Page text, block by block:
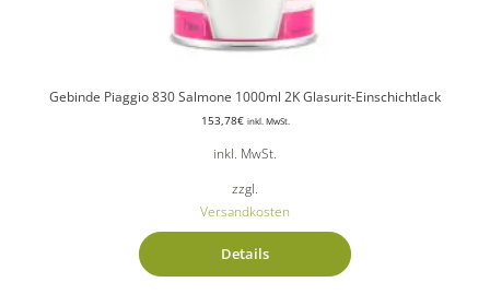
Gebinde Piaggio 830 Salmone 1000ml 2K Glasurit-Einschichtlack
153,78€ inkl. MwSt.
inkl. MwSt.
zzgl.
Versandkosten
Details